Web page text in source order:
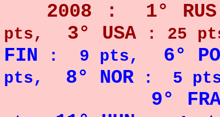
2008 : 1° RUS
pts,
3° USA: 25
FIN : 9 pts, 6°
pts, 8° NOR: 5
9°